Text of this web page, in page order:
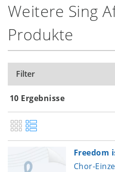
Weitere Sing
Produkte
Filter
10 Ergebnisse
Freedom
Chor-